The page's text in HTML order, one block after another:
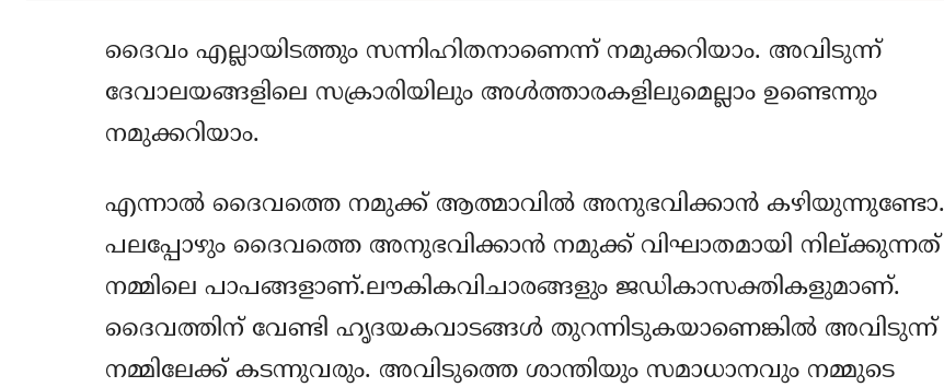
ദൈവം എല്ലായിടത്തും സന്നിഹിതനാണെന്ന് നമുക്കറിയാം. അവിടുന്ന്
ദേവാലയങ്ങളിലെ സക്രാരിയിലും അള്‍ത്താരകളിലുമെല്ലാം ഉണ്ടെന്നും
നമുക്കറിയാം.
എന്നാല്‍ ദൈവത്തെ നമുക്ക് ആത്മാവില്‍ അനുഭവിക്കാന്‍ കഴിയുന്നുണ്ടോ.
പലപ്പോഴും ദൈവത്തെ അനുഭവിക്കാന്‍ നമുക്ക് വിഘാതമായി നില്ക്കുന്നത്
നമ്മിലെ പാപങ്ങളാണ്.ലൗകികവിചാരങ്ങളും ജഡികാസക്തികളുമാണ്.
ദൈവത്തിന് വേണ്ടി ഹൃദയകവാടങ്ങള്‍ തുറന്നിടുകയാണെങ്കില്‍ അവിടുന്ന്
നമ്മിലേക്ക് കടന്നുവരും. അവിടുത്തെ ശാന്തിയും സമാധാനവും നമ്മുടെ